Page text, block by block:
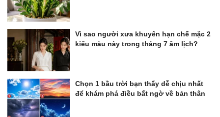
Vì sao người xưa khuyên hạn chế mặc 2
kiểu màu này trong tháng 7 âm lịch?
Chọn 1 bầu trời bạn thấy dễ chịu nhất
để khám phá điều bất ngờ về bản thân